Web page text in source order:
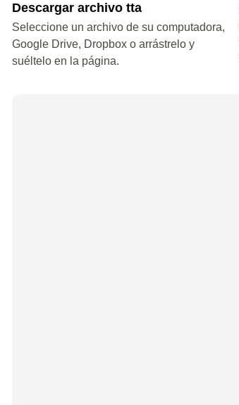
Descargar archivo tta
Seleccione un archivo de su computadora,
Google Drive, Dropbox o arrástrelo y
suéltelo en la página.